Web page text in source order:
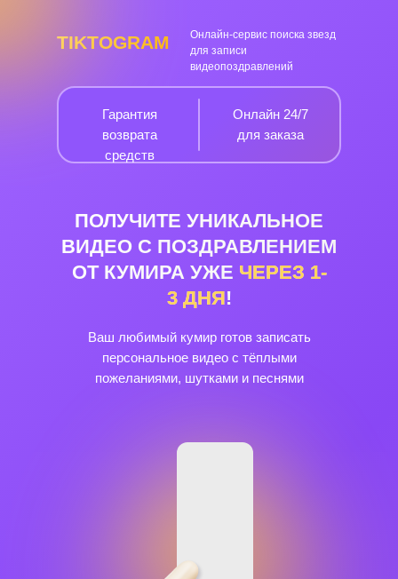
TIKTOGRAM
Ваш любимый кумир готов записать
персональное видео с тёплыми
пожеланиями, шутками и песнями
Онлайн-сервис поиска звезд
для записи
видеопоздравлений
ПОЛУЧИТЕ УНИКАЛЬНОЕ
ВИДЕО С ПОЗДРАВЛЕНИЕМ
ОТ КУМИРА УЖЕ ЧЕРЕЗ 1-
3 ДНЯ!
Онлайн 24/7
для заказа
Гарантия
возврата
средств